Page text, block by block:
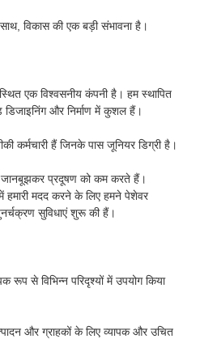
साथ, विकास की एक बड़ी संभावना है।
एक विश्वसनीय कंपनी है। हम स्थापित
डिजाइनिंग और निर्माण में कुशल हैं।
कर्मचारी हैं जिनके पास जूनियर डिग्री है।
जानबूझकर प्रदूषण को कम करते हैं।
हमारी मदद करने के लिए हमने पेशेवर
सुविधाएं शुरू की हैं।
रूप से विभिन्न परिदृश्यों में उपयोग किया
और ग्राहकों के लिए व्यापक और उचित